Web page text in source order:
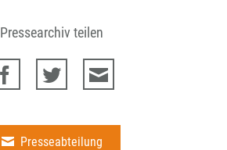
Pressearchiv teilen
Presseabteilung